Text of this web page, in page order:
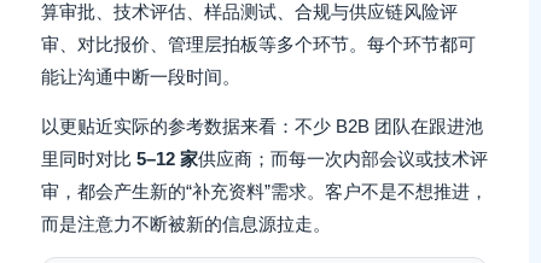
算审批、技术评估、样品测试、合规与供应链风险评
审、对比报价、管理层拍板等多个环节。每个环节都可
能让沟通中断一段时间。
以更贴近实际的参考数据来看：不少 B2B 团队在跟进池
里同时对比 5–12 家供应商；而每一次内部会议或技术评
审，都会产生新的“补充资料”需求。客户不是不想推进，
而是注意力不断被新的信息源拉走。